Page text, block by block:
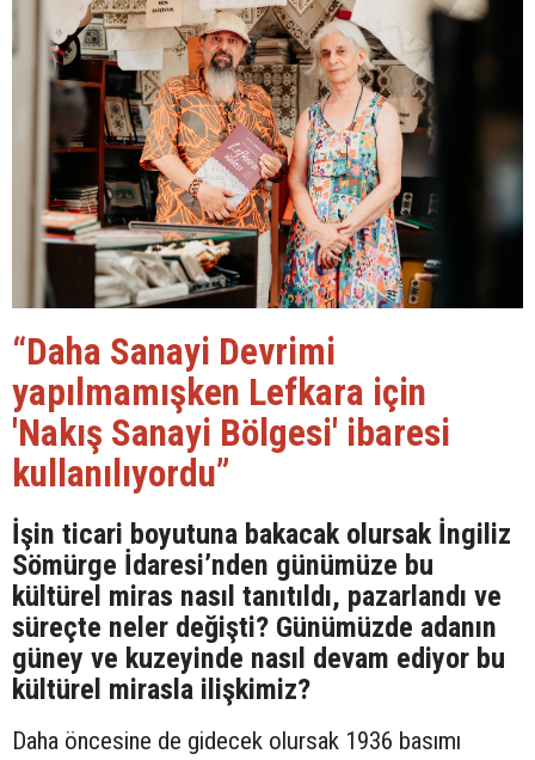
“Daha Sanayi Devrimi
yapılmamışken Lefkara için
'Nakış Sanayi Bölgesi' ibaresi
kullanılıyordu”
İşin ticari boyutuna bakacak olursak İngiliz
Sömürge İdaresi’nden günümüze bu
kültürel miras nasıl tanıtıldı, pazarlandı ve
süreçte neler değişti? Günümüzde adanın
güney ve kuzeyinde nasıl devam ediyor bu
kültürel mirasla ilişkimiz?
Daha öncesine de gidecek olursak 1936 basımı